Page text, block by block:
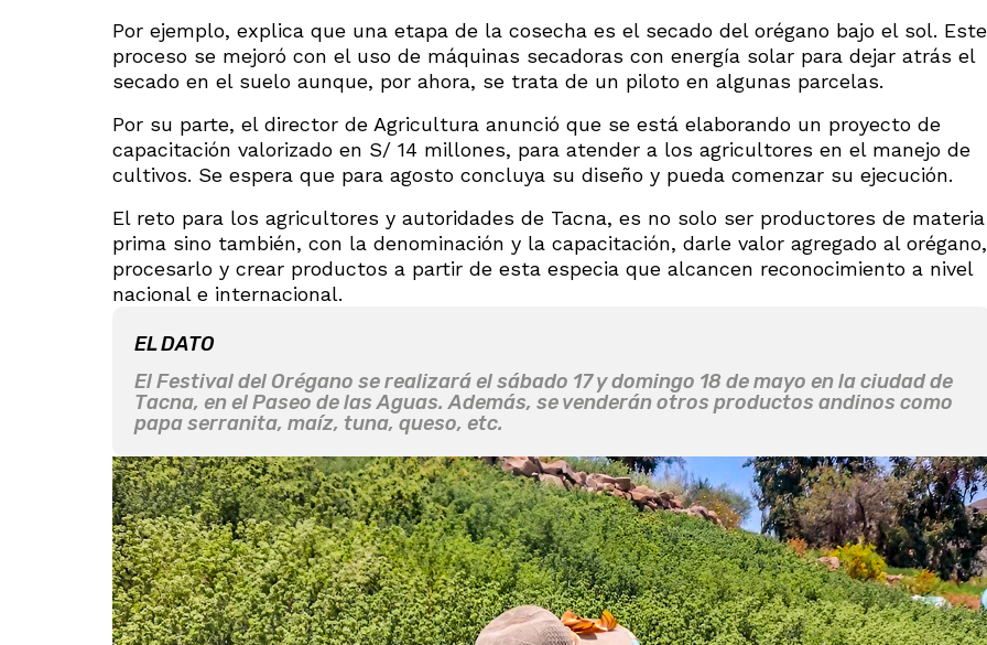
Por ejemplo, explica que una etapa de la cosecha es el secado del orégano bajo el sol. Este
proceso se mejoró con el uso de máquinas secadoras con energía solar para dejar atrás el
secado en el suelo aunque, por ahora, se trata de un piloto en algunas parcelas.
Por su parte, el director de Agricultura anunció que se está elaborando un proyecto de
capacitación valorizado en S/ 14 millones, para atender a los agricultores en el manejo de
cultivos. Se espera que para agosto concluya su diseño y pueda comenzar su ejecución.
El reto para los agricultores y autoridades de Tacna, es no solo ser productores de materia
prima sino también, con la denominación y la capacitación, darle valor agregado al orégano,
procesarlo y crear productos a partir de esta especia que alcancen reconocimiento a nivel
nacional e internacional.
EL DATO
El Festival del Orégano se realizará el sábado 17 y domingo 18 de mayo en la ciudad de
Tacna, en el Paseo de las Aguas. Además, se venderán otros productos andinos como
papa serranita, maíz, tuna, queso, etc.